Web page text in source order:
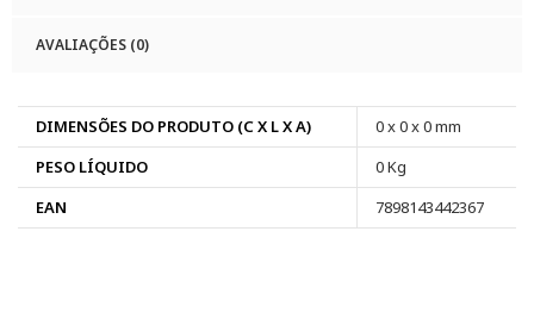
AVALIAÇÕES (0)
DIMENSÕES DO PRODUTO (C X L X A)
0 x 0 x 0 mm
PESO LÍQUIDO
0 Kg
EAN
7898143442367